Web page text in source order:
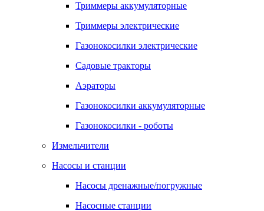
Триммеры аккумуляторные
Триммеры электрические
Газонокосилки электрические
Садовые тракторы
Аэраторы
Газонокосилки аккумуляторные
Газонокосилки - роботы
Измельчители
Насосы и станции
Насосы дренажные/погружные
Насосные станции